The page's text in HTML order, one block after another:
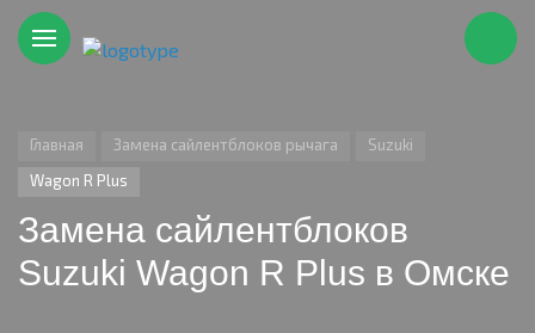
Главная Замена сайлентблоков рычага
Suzuki
Wagon R Plus
Замена сайлентблоков
Suzuki Wagon R Plus в Омске